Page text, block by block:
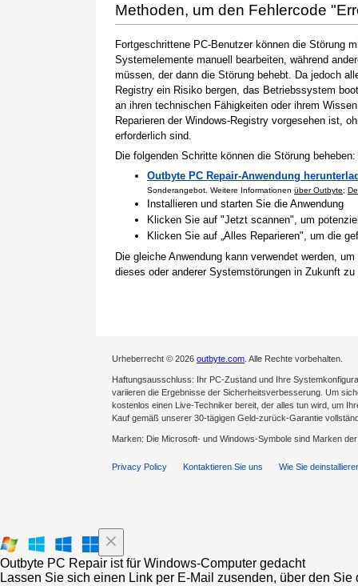
Methoden, um den Fehlercode
Fortgeschrittene PC-Benutzer können die Störung
Systemelemente manuell bearbeiten, während
müssen, der dann die Störung behebt. Da jedoch
Registry ein Risiko bergen, das Betriebssystem
an ihren technischen Fähigkeiten oder ihrem
Reparieren der Windows-Registry vorgesehen ist,
erforderlich sind.
Die folgenden Schritte können die Störung beheben:
Outbyte PC Repair-Anwendung
Sonderangebot. Weitere Informationen über Outbyte;
Installieren und starten Sie die Anwendung
Klicken Sie auf "Jetzt scannen", um
Klicken Sie auf „Alles Reparieren", um die
Die gleiche Anwendung kann verwendet werden,
dieses oder anderer Systemstörungen in Zukunft zu
Urheberrecht © 2026 outbyte.com . Alle Rechte vorbehalten.
Haftungsausschluss: Ihr PC-Zustand und Ihre
variieren die Ergebnisse der Sicherheitsverbesserung. Um
kostenlos einen Live-Techniker bereit, der alles tun wird, um
Kauf gemäß unserer 30-tägigen Geld-zurück-Garantie
Marken: Die Microsoft- und Windows-Symbole sind Marken
Privacy Policy Kontaktieren Sie uns Wie Sie
Outbyte PC Repair ist für Windows-Computer gedacht
Lassen Sie sich einen Link per E-Mail zusenden, über den